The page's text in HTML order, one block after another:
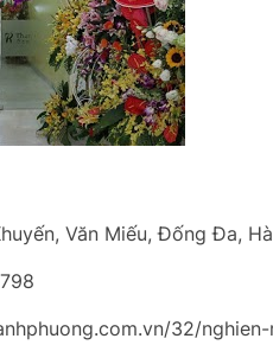
Văn Miếu, Đống Đa,
32/